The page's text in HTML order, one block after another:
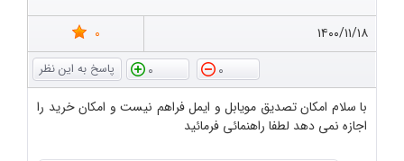
۱۴۰۰/۱۱/۱۸
0
0
0
با سلام امکان تصدیق مویابل و ایمل فراهم نیست و امکان خرید را
اجازه نمی دهد لطفا راهنمائی فرمائید